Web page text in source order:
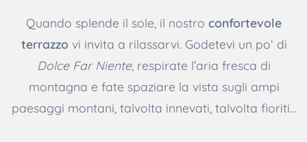
Quando splende il sole, il nostro confortevole
terrazzo vi invita a rilassarvi. Godetevi un po‘ di
Dolce Far Niente, respirate l’aria fresca di
montagna e fate spaziare la vista sugli ampi
paesaggi montani, talvolta innevati, talvolta fioriti…